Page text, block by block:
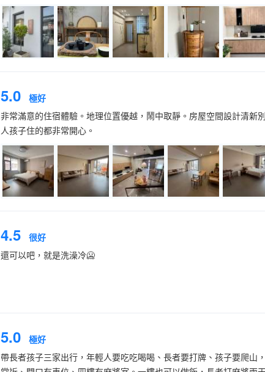
5.0 極好
非常滿意的住宿體驗。地理位置優越，鬧中取靜。房屋空間設計清
人孩子住的都非常開心。
4.5 很好
還可以吧，就是洗澡冷🥶
5.0 極好
帶長者孩子三家出行，年輕人要吃吃喝喝、長者要打牌、孩子要爬